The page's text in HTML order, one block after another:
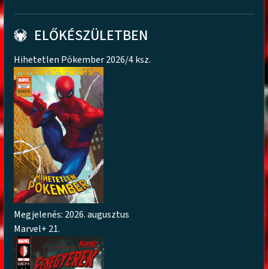
ELŐKÉSZÜLETBEN
Hihetetlen Pókember 2026/4 ksz.
Megjelenés: 2026. augusztus
Marvel+ 21.